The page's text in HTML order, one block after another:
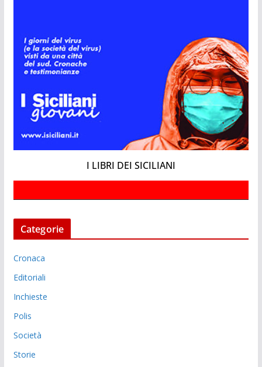
I LIBRI DEI SICILIANI
Categorie
Cronaca
Editoriali
Inchieste
Polis
Società
Storie